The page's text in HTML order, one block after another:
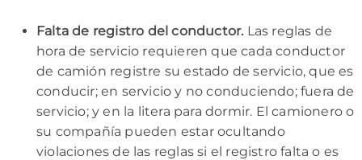
Falta de registro del conductor. Las reglas de
hora de servicio requieren que cada conductor
de camión registre su estado de servicio, que es
conducir; en servicio y no conduciendo; fuera de
servicio; y en la litera para dormir. El camionero o
su compañía pueden estar ocultando
violaciones de las reglas si el registro falta o es